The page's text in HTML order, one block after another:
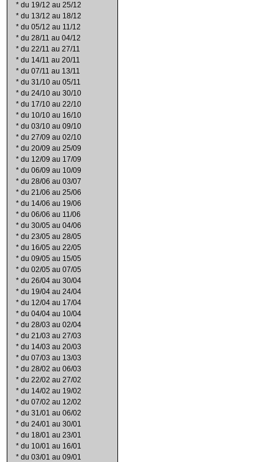
* du 19/12 au 25/12
* du 13/12 au 18/12
* du 05/12 au 11/12
* du 28/11 au 04/12
* du 22/11 au 27/11
* du 14/11 au 20/11
* du 07/11 au 13/11
* du 31/10 au 05/11
* du 24/10 au 30/10
* du 17/10 au 22/10
* du 10/10 au 16/10
* du 03/10 au 09/10
* du 27/09 au 02/10
* du 20/09 au 25/09
* du 12/09 au 17/09
* du 06/09 au 10/09
* du 28/06 au 03/07
* du 21/06 au 25/06
* du 14/06 au 19/06
* du 06/06 au 11/06
* du 30/05 au 04/06
* du 23/05 au 28/05
* du 16/05 au 22/05
* du 09/05 au 15/05
* du 02/05 au 07/05
* du 26/04 au 30/04
* du 19/04 au 24/04
* du 12/04 au 17/04
* du 04/04 au 10/04
* du 28/03 au 02/04
* du 21/03 au 27/03
* du 14/03 au 20/03
* du 07/03 au 13/03
* du 28/02 au 06/03
* du 22/02 au 27/02
* du 14/02 au 19/02
* du 07/02 au 12/02
* du 31/01 au 06/02
* du 24/01 au 30/01
* du 18/01 au 23/01
* du 10/01 au 16/01
* du 03/01 au 09/01